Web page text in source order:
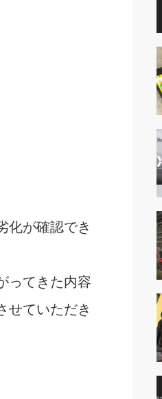
化が確認でき
ってきた内容
せていただき